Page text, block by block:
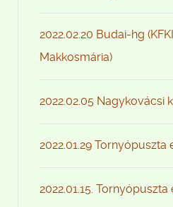
2022.02.20 Budai-hg
Makkosmária)
2022.02.05 Nagykovácsi
2022.01.29 Tornyópuszta
2022.01.15.